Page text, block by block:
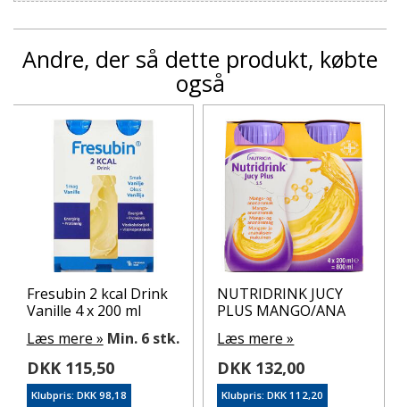
Andre, der så dette produkt, købte
også
Fresubin 2 kcal Drink
Vanille 4 x 200 ml
Læs mere » Min. 6 stk.
DKK 115,50
Klubpris: DKK 98,18
NUTRIDRINK JUCY
PLUS MANGO/ANA
Læs mere »
DKK 132,00
Klubpris: DKK 112,20